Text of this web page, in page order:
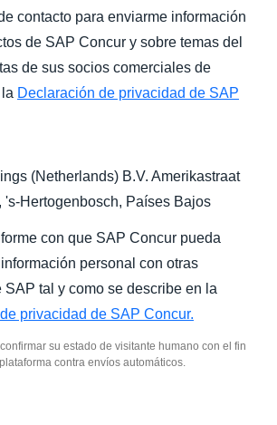
contacto para enviarme información
de SAP Concur y sobre temas del
de sus socios comerciales de
Declaración de privacidad de SAP
(Netherlands) B.V. Amerikastraat
's-Hertogenbosch, Países Bajos
con que SAP Concur pueda
personal con otras
SAP tal y como se describe en la
privacidad de SAP Concur.
su estado de visitante humano con el fin
contra envíos automáticos.